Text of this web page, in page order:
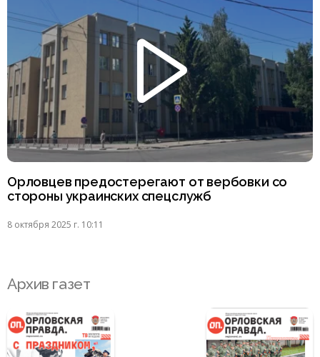
Орловцев предостерегают от вербовки со
стороны украинских спецслужб
8 октября 2025 г. 10:11
Архив газет